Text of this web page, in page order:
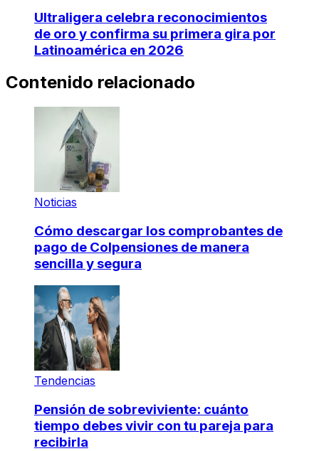
Ultraligera celebra reconocimientos
de oro y confirma su primera gira por
Latinoamérica en 2026
Contenido relacionado
Noticias
Cómo descargar los comprobantes de
pago de Colpensiones de manera
sencilla y segura
Tendencias
Pensión de sobreviviente: cuánto
tiempo debes vivir con tu pareja para
recibirla